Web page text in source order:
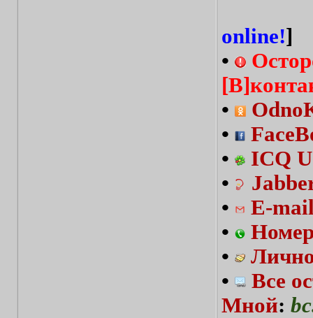
online!]
•
•
•
•
ICQ
•
•
E-
•
•
•
Все
Мной: